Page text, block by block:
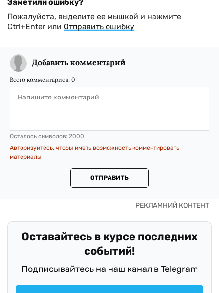
Заметили ошибку?
Пожалуйста, выделите ее мышкой и нажмите
Ctrl+Enter или Отправить ошибку
Добавить комментарий
Всего комментариев: 0
Осталось символов: 2000
Авторизуйтесь, чтобы иметь возможность комментировать
материалы
ОТПРАВИТЬ
Оставайтесь в курсе последних
событий!
Подписывайтесь на наш канал в Telegram